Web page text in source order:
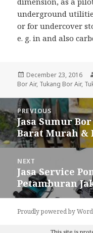
underground
or for undercover
e. g. in and also
Posted
on
December 23, 2016
Bor Air, Tukang Bor Air,
Post
navigation
PREVIOUS
Previous
post:
Jasa Sumur
Barat Murah &
NEXT
Next
post:
Jasa Service
Petamburan
Proudly powered by